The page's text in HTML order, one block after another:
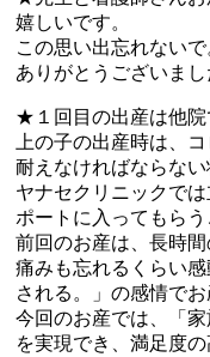
嬉しいです。
この思い出忘れないで
ありがとうございま
★１回目の出産は他院
上の子の出産時は、
耐えなければならない
ヤナセクリニックで
ポートに入ってもら
前回のお産は、長時
痛みも忘れるくらい
される。」の感情で
今回のお産では、「
を実現でき、満足度